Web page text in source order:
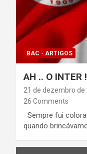
BAC - ARTIGOS
AH .. O INTER
21 de dezembro de
26 Comments
Sempre fui
quando